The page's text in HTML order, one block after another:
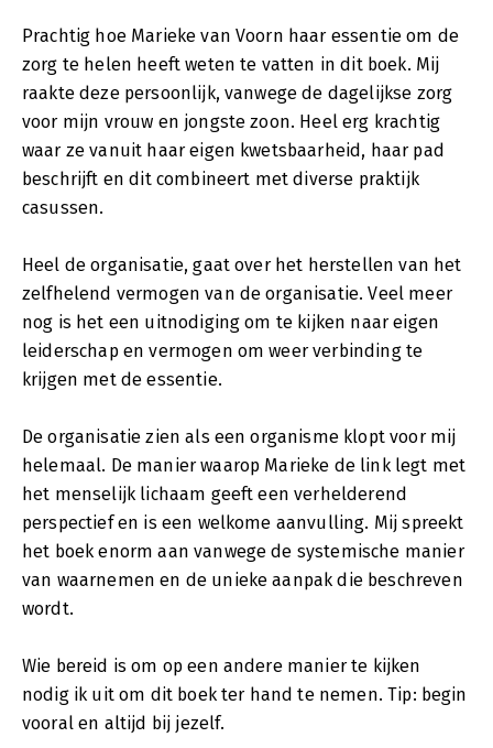
Prachtig hoe Marieke van Voorn haar essentie om de
zorg te helen heeft weten te vatten in dit boek. Mij
raakte deze persoonlijk, vanwege de dagelijkse zorg
voor mijn vrouw en jongste zoon. Heel erg krachtig
waar ze vanuit haar eigen kwetsbaarheid, haar pad
beschrijft en dit combineert met diverse praktijk
casussen.
Heel de organisatie, gaat over het herstellen van het
zelfhelend vermogen van de organisatie. Veel meer
nog is het een uitnodiging om te kijken naar eigen
leiderschap en vermogen om weer verbinding te
krijgen met de essentie.
De organisatie zien als een organisme klopt voor mij
helemaal. De manier waarop Marieke de link legt met
het menselijk lichaam geeft een verhelderend
perspectief en is een welkome aanvulling. Mij spreekt
het boek enorm aan vanwege de systemische manier
van waarnemen en de unieke aanpak die beschreven
wordt.
Wie bereid is om op een andere manier te kijken
nodig ik uit om dit boek ter hand te nemen. Tip: begin
vooral en altijd bij jezelf.